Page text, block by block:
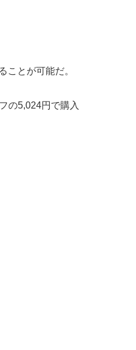
とが可能だ。
の5,024円で購入